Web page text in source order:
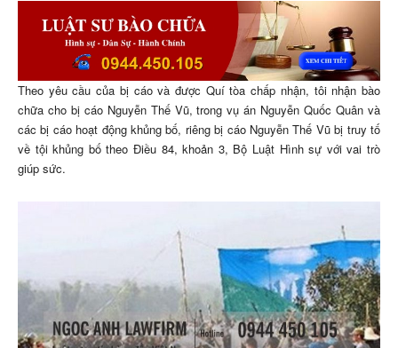
Theo yêu cầu của bị cáo và được Quí tòa chấp nhận, tôi nhận bào
chữa cho bị cáo Nguyễn Thế Vũ, trong vụ án Nguyễn Quốc Quân và
các bị cáo hoạt động khủng bố, riêng bị cáo Nguyễn Thế Vũ bị truy tố
về tội khủng bố theo Điều 84, khoản 3, Bộ Luật Hình sự với vai trò
giúp sức.